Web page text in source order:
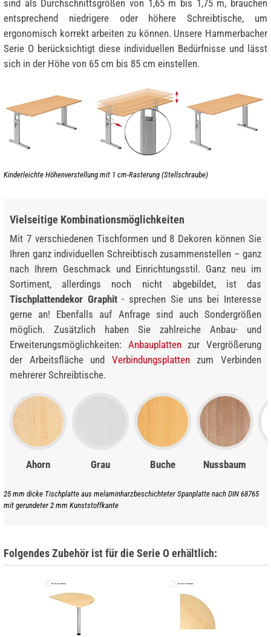
sind als Durchschnittsgrößen von 1,65 m bis 1,75 m, brauchen
entsprechend niedrigere oder höhere Schreibtische, um
ergonomisch korrekt arbeiten zu können. Unsere Hammerbacher
Serie O berücksichtigt diese individuellen Bedürfnisse und lässt
sich in der Höhe von 65 cm bis 85 cm einstellen.
Kinderleichte Höhenverstellung mit 1 cm-Rasterung (Stellschraube)
Vielseitige Kombinationsmöglichkeiten
Mit 7 verschiedenen Tischformen und 8 Dekoren können Sie
Ihren ganz individuellen Schreibtisch zusammenstellen – ganz
nach Ihrem Geschmack und Einrichtungsstil. Ganz neu im
Sortiment, allerdings noch nicht abgebildet, ist das
Tischplattendekor Graphit- sprechen Sie uns bei Interesse
gerne an! Ebenfalls auf Anfrage sind auch Sondergrößen
möglich. Zusätzlich haben Sie zahlreiche Anbau- und
Erweiterungsmöglichkeiten: Anbauplattenzur Vergrößerung
der Arbeitsfläche und Verbindungsplattenzum Verbinden
mehrerer Schreibtische.
Ahorn Grau Buche Nussbaum
25 mm dicke Tischplatte aus melaminharzbeschichteter Spanplatte nach DIN 68765
mit gerundeter 2 mm Kunststoffkante
Folgendes Zubehör ist für die Serie O erhältlich: